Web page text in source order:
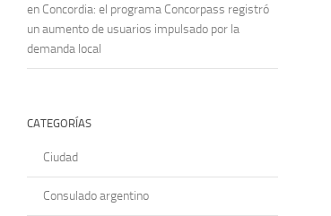
en Concordia: el programa Concorpass registró
un aumento de usuarios impulsado por la
demanda local
CATEGORÍAS
Ciudad
Consulado argentino